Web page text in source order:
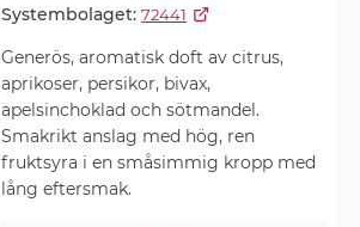
Systembolaget: 72441
Generös, aromatisk doft av citrus,
aprikoser, persikor, bivax,
apelsinchoklad och sötmandel.
Smakrikt anslag med hög, ren
fruktsyra i en småsimmig kropp med
lång eftersmak.